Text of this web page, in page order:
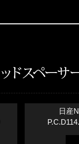
日産